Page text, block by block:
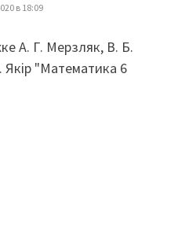
в 18:09
А. Г. Мерзляк, В. Б.
"Математика 6